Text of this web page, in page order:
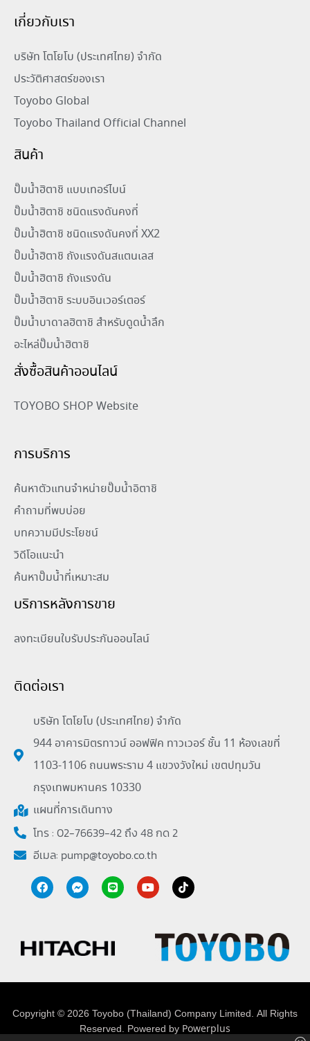
เกี่ยวกับเรา
บริษัท โตโยโบ (ประเทศไทย) จำกัด
ประวัติศาสตร์ของเรา
Toyobo Global
Toyobo Thailand Official Channel
สินค้า
ปั๊มน้ำฮิตาชิ แบบเทอร์ไบน์
ปั๊มน้ำฮิตาชิ ชนิดแรงดันคงที่
ปั๊มน้ำฮิตาชิ ชนิดแรงดันคงที่ XX2
ปั๊มน้ำฮิตาชิ ถังแรงดันสแตนเลส
ปั๊มน้ำฮิตาชิ ถังแรงดัน
ปั๊มน้ำฮิตาชิ ระบบอินเวอร์เตอร์
ปั๊มน้ำบาดาลฮิตาชิ สำหรับดูดน้ำลึก
อะไหล่ปั๊มน้ำฮิตาชิ
สั่งซื้อสินค้าออนไลน์
TOYOBO SHOP Website
การบริการ
ค้นหาตัวแทนจำหน่ายปั๊มน้ำอิตาชิ
คำถามที่พบบ่อย
บทความมีประโยชน์
วิดีโอแนะนำ
ค้นหาปั๊มน้ำที่เหมาะสม
บริการหลังการขาย
ลงทะเบียนใบรับประกันออนไลน์
ติดต่อเรา
บริษัท โตโยโบ (ประเทศไทย) จำกัด
944 อาคารมิตรทาวน์ ออฟฟิค ทาวเวอร์ ชั้น 11 ห้องเลขที่
1103-1106 ถนนพระราม 4 แขวงวังใหม่ เขตปทุมวัน
กรุงเทพมหานคร 10330
แผนที่การเดินทาง
โทร : 02-76639-42 ถึง 48 กด 2
อีเมล: pump@toyobo.co.th
Copyright © 2026 Toyobo (Thailand) Company Limited. All Rights
Reserved. Powered by Powerplus